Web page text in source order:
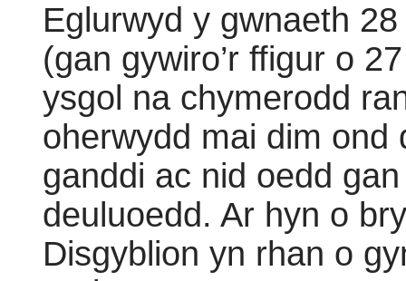
Eglurwyd y gwnaeth
(gan gywiro’r ffigur o
ysgol na chymerodd
oherwydd mai dim ond
ganddi ac nid oedd
deuluoedd. Ar hyn o
Disgyblion yn rhan o